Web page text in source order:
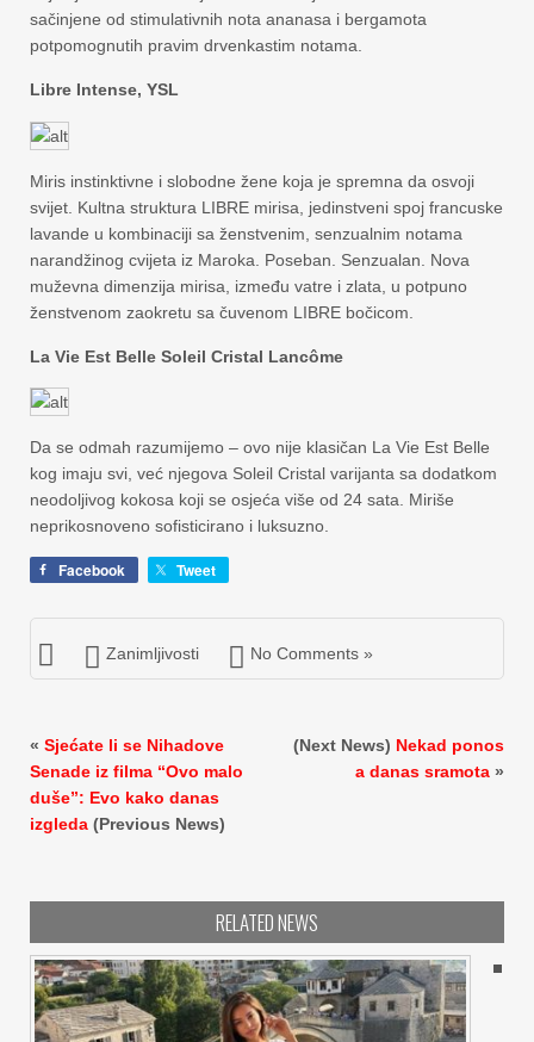
sačinjene od stimulativnih nota ananasa i bergamota
potpomognutih pravim drvenkastim notama.
Libre Intense, YSL
Miris instinktivne i slobodne žene koja je spremna da osvoji
svijet. Kultna struktura LIBRE mirisa, jedinstveni spoj francuske
lavande u kombinaciji sa ženstvenim, senzualnim notama
narandžinog cvijeta iz Maroka. Poseban. Senzualan. Nova
muževna dimenzija mirisa, između vatre i zlata, u potpuno
ženstvenom zaokretu sa čuvenom LIBRE bočicom.
La Vie Est Belle Soleil Cristal Lancôme
Da se odmah razumijemo – ovo nije klasičan La Vie Est Belle
kog imaju svi, već njegova Soleil Cristal varijanta sa dodatkom
neodoljivog kokosa koji se osjeća više od 24 sata. Miriše
neprikosnoveno sofisticirano i luksuzno.
Facebook Tweet
Zanimljivosti No Comments »
« Sjećate li se Nihadove
Senade iz filma “Ovo malo
duše”: Evo kako danas
izgleda (Previous News)
(Next News) Nekad ponos
a danas sramota »
RELATED NEWS